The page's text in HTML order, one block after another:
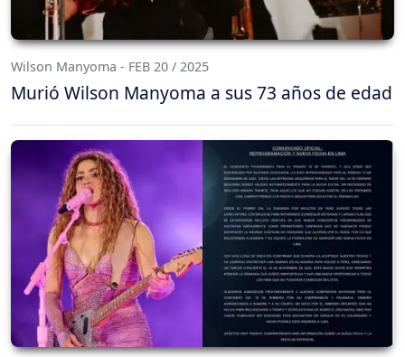
Wilson Manyoma - FEB 20 / 2025
Murió Wilson Manyoma a sus 73 años de edad